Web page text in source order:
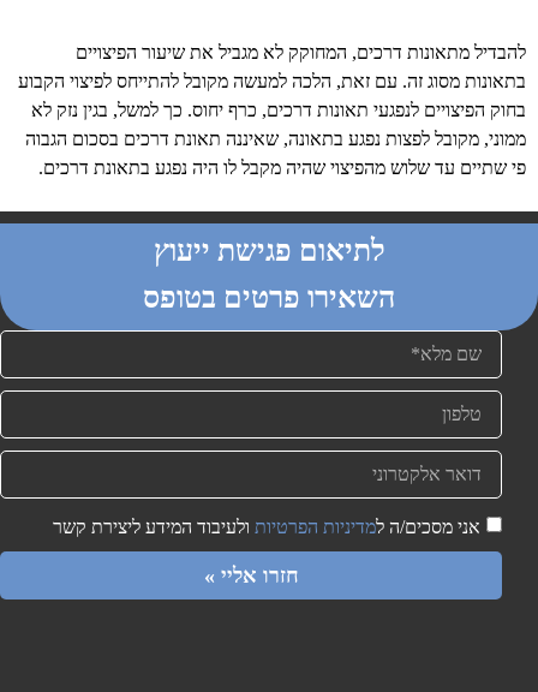
להבדיל מתאונות דרכים, המחוקק לא מגביל את שיעור הפיצויים
בתאונות מסוג זה. עם זאת, הלכה למעשה מקובל להתייחס לפיצוי הקבוע
בחוק הפיצויים לנפגעי תאונות דרכים, כרף יחוס. כך למשל, בגין נזק לא
ממוני, מקובל לפצות נפגע בתאונה, שאיננה תאונת דרכים בסכום הגבוה
פי שתיים עד שלוש מהפיצוי שהיה מקבל לו היה נפגע בתאונת דרכים.
לתיאום פגישת ייעוץ
השאירו פרטים בטופס
אני מסכים/ה ל מדיניות הפרטיות ולעיבוד המידע ליצירת קשר
חזרו אליי »